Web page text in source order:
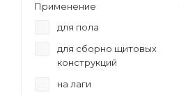
Применение
для пола
для сборно щитовых
конструкций
на лаги